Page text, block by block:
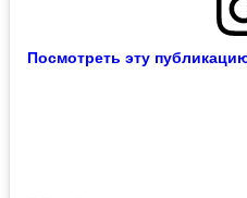
Посмотреть эту